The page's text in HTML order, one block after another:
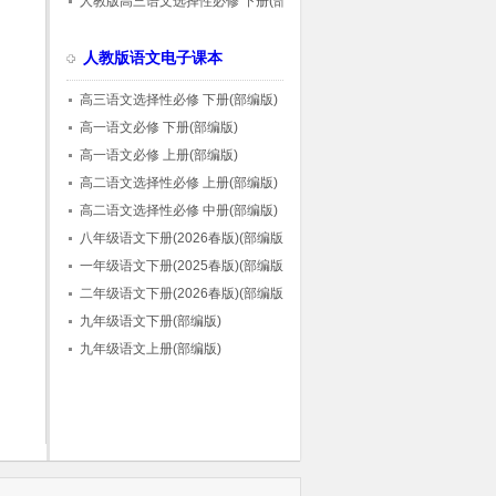
人教版语文电子课本
高三语文选择性必修 下册(部编版)
高一语文必修 下册(部编版)
高一语文必修 上册(部编版)
高二语文选择性必修 上册(部编版)
高二语文选择性必修 中册(部编版)
八年级语文下册(2026春版)(部编版)
一年级语文下册(2025春版)(部编版)
二年级语文下册(2026春版)(部编版)
九年级语文下册(部编版)
九年级语文上册(部编版)